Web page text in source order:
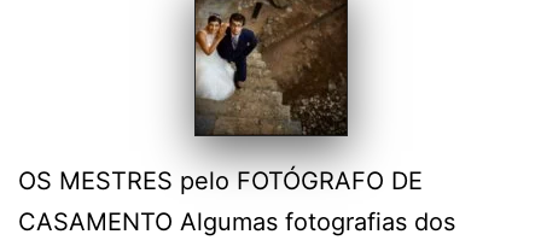
OS MESTRES pelo FOTÓGRAFO DE
CASAMENTO Algumas fotografias dos